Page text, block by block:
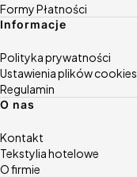
Formy Płatności
Informacje
Polityka prywatności
Ustawienia plików cookies
Regulamin
O nas
Kontakt
Tekstylia hotelowe
O firmie